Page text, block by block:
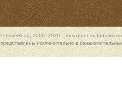
© LoveRead, 2009–2026 - электронная
представлены исключительно в